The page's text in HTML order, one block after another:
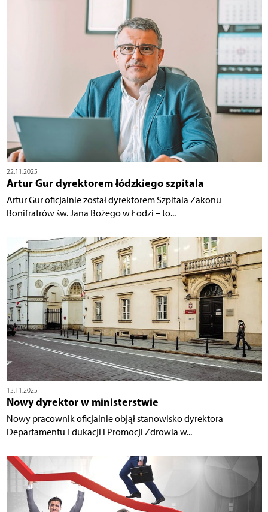
22.11.2025
Artur Gur dyrektorem łódzkiego szpitala
Artur Gur oficjalnie został dyrektorem Szpitala Zakonu
Bonifratrów św. Jana Bożego w Łodzi – to...
13.11.2025
Nowy dyrektor w ministerstwie
Nowy pracownik oficjalnie objął stanowisko dyrektora
Departamentu Edukacji i Promocji Zdrowia w...